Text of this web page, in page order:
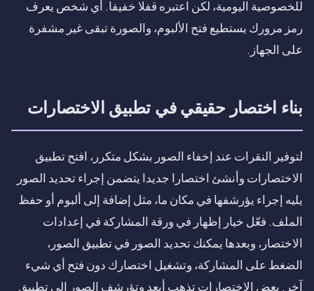
للخصوصية اليومية، لكن اعتبره قفلا خفيفا. أي شخص يعرف
رمز مرورك يستطيع فتح الألبوم، والصورة تبقى غير مشفرة
على الجهاز.
بناء اختصار حقيقي في تطبيق الاختصارات
لتوفير النقرات عند إخفاء الصور بشكل متكرر، افتح تطبيق
الاختصارات وأنشئ اختصارا جديدا يتضمن إجراء تحديد الصور
يليه إجراء يؤرشفها في مكان ما، مثل إضافة إلى ألبوم أو حفظ
الملف. فعّل خيار إظهار في ورقة المشاركة في إعدادات
الاختصار، وبعدها يمكنك تحديد الصور في تطبيق الصور،
الضغط على المشاركة، وتشغيل اختصارك دون فتح أي شيء
آخر. بعض الاختصارات تذهب أبعد وتؤرشف الصور إلى تطبيق